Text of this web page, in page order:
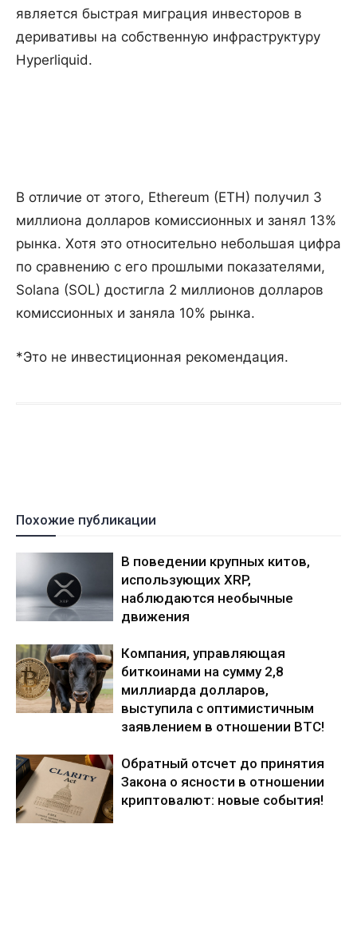
является быстрая миграция инвесторов в
деривативы на собственную инфраструктуру
Hyperliquid.
В отличие от этого, Ethereum (ETH) получил 3
миллиона долларов комиссионных и занял 13%
рынка. Хотя это относительно небольшая цифра
по сравнению с его прошлыми показателями,
Solana (SOL) достигла 2 миллионов долларов
комиссионных и заняла 10% рынка.
*Это не инвестиционная рекомендация.
Похожие публикации
В поведении крупных китов,
использующих XRP,
наблюдаются необычные
движения
Компания, управляющая
биткоинами на сумму 2,8
миллиарда долларов,
выступила с оптимистичным
заявлением в отношении BTC!
Обратный отсчет до принятия
Закона о ясности в отношении
криптовалют: новые события!